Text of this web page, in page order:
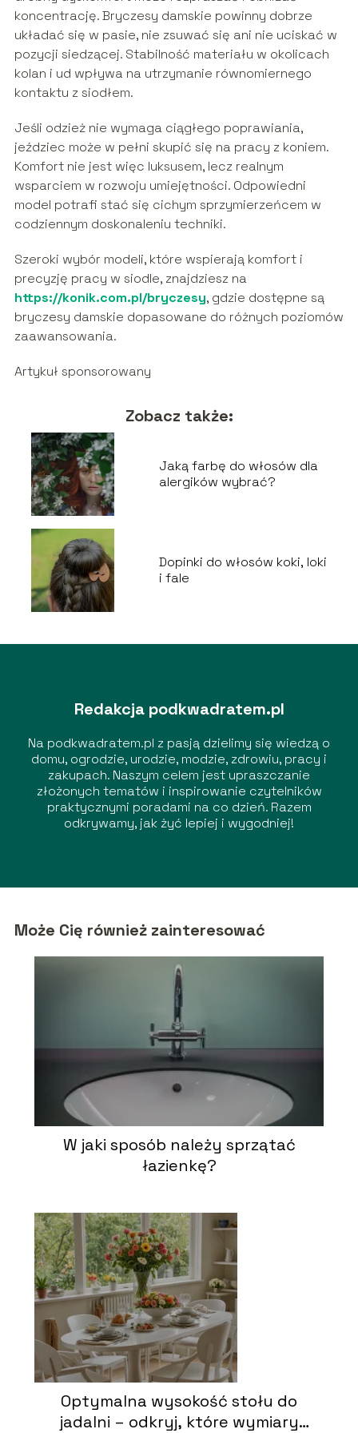
koncentrację. Bryczesy damskie powinny dobrze
układać się w pasie, nie zsuwać się ani nie uciskać w
pozycji siedzącej. Stabilność materiału w okolicach
kolan i ud wpływa na utrzymanie równomiernego
kontaktu z siodłem.
Jeśli odzież nie wymaga ciągłego poprawiania,
jeździec może w pełni skupić się na pracy z koniem.
Komfort nie jest więc luksusem, lecz realnym
wsparciem w rozwoju umiejętności. Odpowiedni
model potrafi stać się cichym sprzymierzeńcem w
codziennym doskonaleniu techniki.
Szeroki wybór modeli, które wspierają komfort i
precyzję pracy w siodle, znajdziesz na
https://konik.com.pl/bryczesy, gdzie dostępne są
bryczesy damskie dopasowane do różnych poziomów
zaawansowania.
Artykuł sponsorowany
Zobacz także:
Jaką farbę do włosów dla
alergików wybrać?
Dopinki do włosów koki, loki
i fale
Redakcja podkwadratem.pl
Na podkwadratem.pl z pasją dzielimy się wiedzą o
domu, ogrodzie, urodzie, modzie, zdrowiu, pracy i
zakupach. Naszym celem jest upraszczanie
złożonych tematów i inspirowanie czytelników
praktycznymi poradami na co dzień. Razem
odkrywamy, jak żyć lepiej i wygodniej!
Może Cię również zainteresować
W jaki sposób należy sprzątać
łazienkę?
Optymalna wysokość stołu do
jadalni – odkryj, które wymiary